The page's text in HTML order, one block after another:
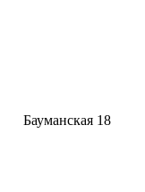
Бауманская 18